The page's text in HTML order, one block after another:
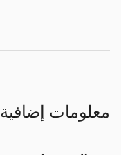
معلومات إضافية